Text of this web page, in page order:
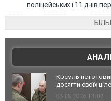
поліцейських і 11 днів
Кремль не
досягти своїх
03.08.2026 13:02